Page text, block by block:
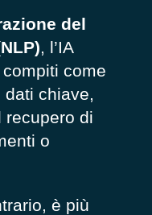
del
, l’IA
come
chiave,
recupero di
o
è più